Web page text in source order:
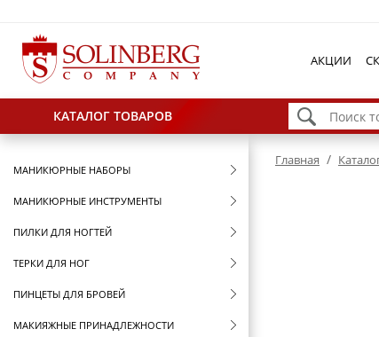
АКЦИИ
КАТАЛОГ ТОВАРОВ
МАНИКЮРНЫЕ НАБОРЫ
МАНИКЮРНЫЕ ИНСТРУМЕНТЫ
ПИЛКИ ДЛЯ НОГТЕЙ
ТЕРКИ ДЛЯ НОГ
ПИНЦЕТЫ ДЛЯ БРОВЕЙ
МАКИЯЖНЫЕ ПРИНАДЛЕЖНОСТИ
Главная /